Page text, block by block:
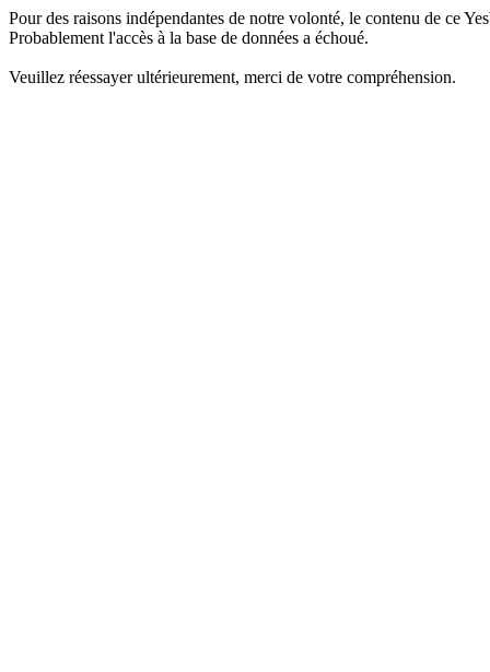
Pour des raisons indépendantes de notre volonté, le contenu de ce
Probablement l'accès à la base de données a échoué.
Veuillez réessayer ultérieurement, merci de votre compréhension.